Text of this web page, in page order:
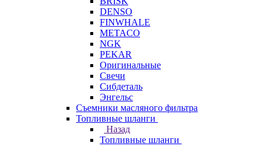
DENSO
FINWHALE
METACO
NGK
PEKAR
Оригинальные
Свечи
Сибдеталь
Энгельс
Съемники масляного фильтра
Топливные шланги
Назад
Топливные шланги